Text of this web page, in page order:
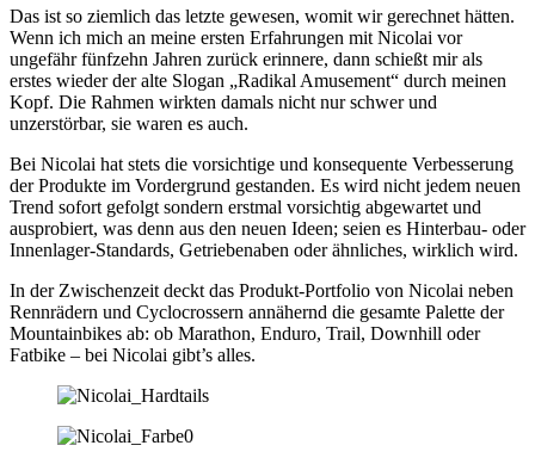
Das ist so ziemlich das letzte gewesen, womit wir gerechnet hätten.
Wenn ich mich an meine ersten Erfahrungen mit Nicolai vor
ungefähr fünfzehn Jahren zurück erinnere, dann schießt mir als
erstes wieder der alte Slogan „Radikal Amusement“ durch meinen
Kopf. Die Rahmen wirkten damals nicht nur schwer und
unzerstörbar, sie waren es auch.
Bei Nicolai hat stets die vorsichtige und konsequente Verbesserung
der Produkte im Vordergrund gestanden. Es wird nicht jedem neuen
Trend sofort gefolgt sondern erstmal vorsichtig abgewartet und
ausprobiert, was denn aus den neuen Ideen; seien es Hinterbau- oder
Innenlager-Standards, Getriebenaben oder ähnliches, wirklich wird.
In der Zwischenzeit deckt das Produkt-Portfolio von Nicolai neben
Rennrädern und Cyclocrossern annähernd die gesamte Palette der
Mountainbikes ab: ob Marathon, Enduro, Trail, Downhill oder
Fatbike – bei Nicolai gibt’s alles.